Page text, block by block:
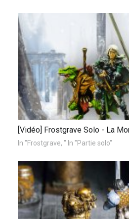
[Vidéo] Frostgrave Solo - La
In "Frostgrave, " In "Partie solo"